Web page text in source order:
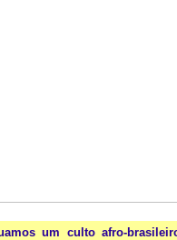
um culto afro-